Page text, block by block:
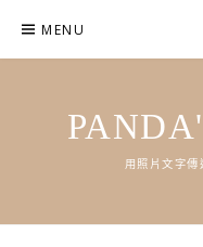
content
MENU
用照片文字